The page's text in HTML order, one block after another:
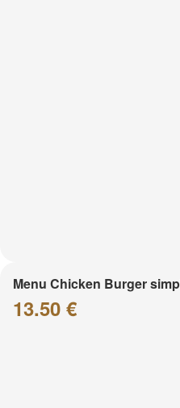
Menu Chicken Burger
13.50 €